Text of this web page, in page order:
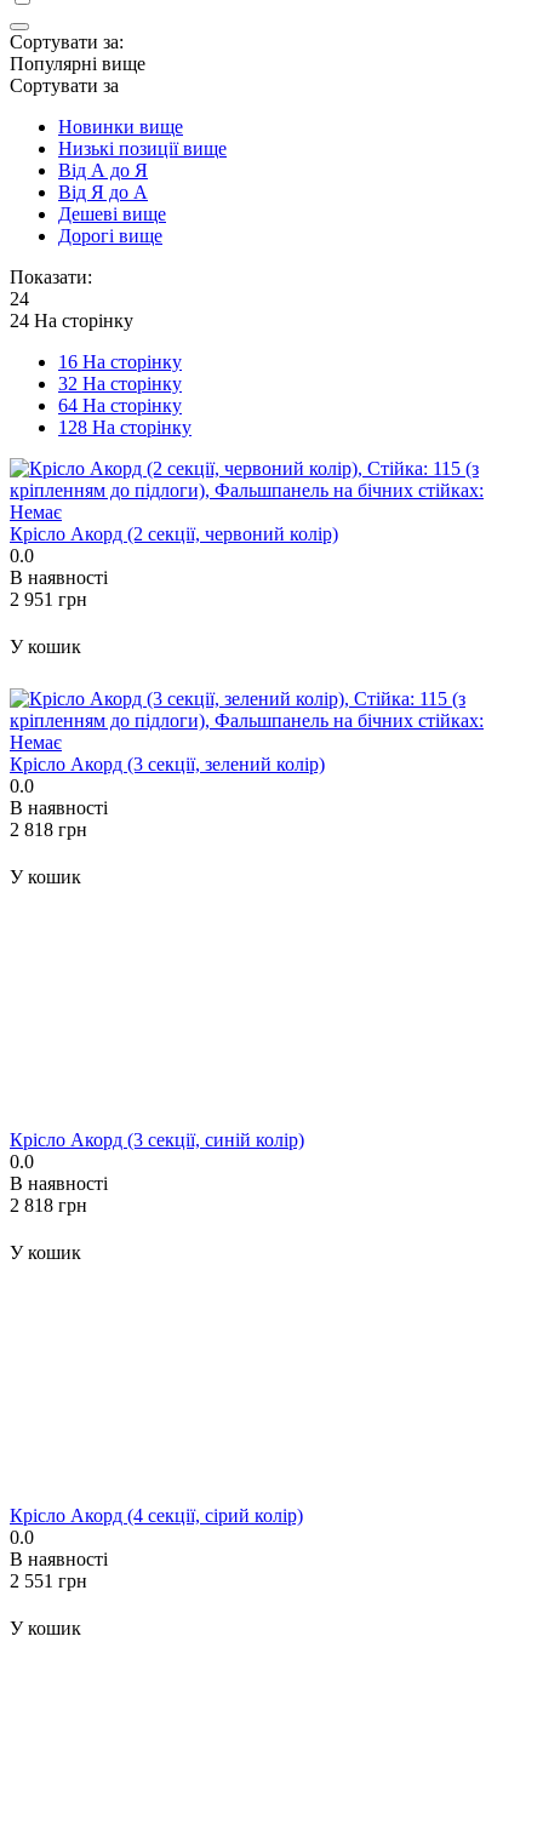
Сортувати за:
Популярні вище
Сортувати за
Новинки вище
Низькі позиції вище
Від А до Я
Від Я до А
Дешеві вище
Дорогі вище
Показати:
24
24 На сторінку
16 На сторінку
32 На сторінку
64 На сторінку
128 На сторінку
Крісло Акорд (2 секції, червоний колір)
0.0
В наявності
‍2 951‍ грн
У кошик
Крісло Акорд (3 секції, зелений колір)
0.0
В наявності
‍2 818‍ грн
У кошик
Крісло Акорд (3 секції, синій колір)
0.0
В наявності
‍2 818‍ грн
У кошик
Крісло Акорд (4 секції, сірий колір)
0.0
В наявності
‍2 551‍ грн
У кошик